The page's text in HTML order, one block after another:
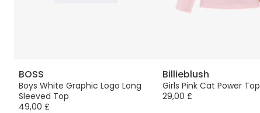
BOSS
Boys White Graphic Logo Long
Sleeved Top
49,00 £
Billieblush
Girls Pink Cat Power Top
29,00 £